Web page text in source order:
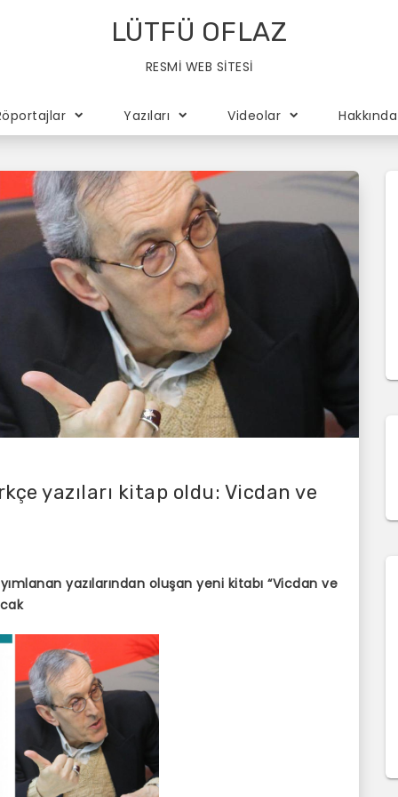
LÜTFÜ OFLAZ
RESMİ WEB SİTESİ
Yazıları Videolar
yazıları kitap oldu: Vicdan ve
yazılarından oluşan yeni kitabı “Vicdan ve